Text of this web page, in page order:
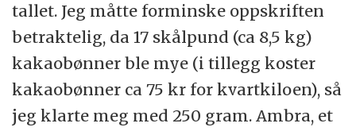
tallet. Jeg måtte forminske oppskriften
betraktelig, da 17 skålpund (ca 8,5 kg)
kakaobønner ble mye (i tillegg koster
kakaobønner ca 75 kr for kvartkiloen), så
jeg klarte meg med 250 gram. Ambra, et